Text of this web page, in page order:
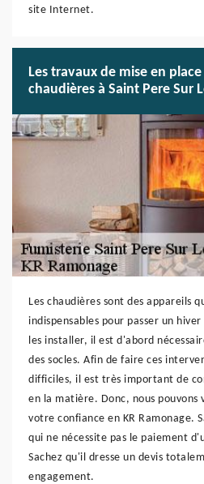
site Internet.
Les travaux de mise en
chaudières à Saint Pere Sur
Les chaudières sont des appareils
indispensables pour passer un
les installer, il est d'abord
des socles. Afin de faire ces
difficiles, il est très important de
en la matière. Donc, nous pouvons
votre confiance en KR Ramonage.
qui ne nécessite pas le paiement
Sachez qu'il dresse un devis
engagement.